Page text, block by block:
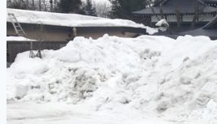
こ
ど
も
お
ぢ